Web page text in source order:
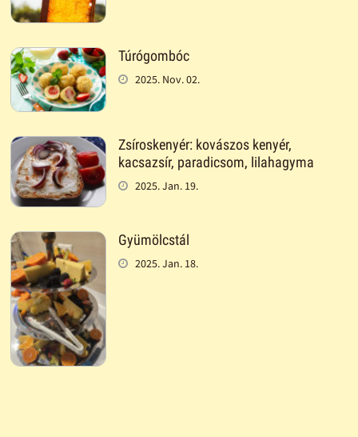
Túrógombóc
2025. Nov. 02.
Zsíroskenyér: kovászos kenyér,
kacsazsír, paradicsom, lilahagyma
2025. Jan. 19.
Gyümölcstál
2025. Jan. 18.